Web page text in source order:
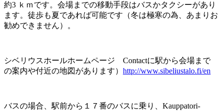
約3 ｋｍです。会場までの移動手段はバスかタクシーがあり
ます。徒歩も夏であれば可能です（冬は極寒の為、あまりお
勧めできません）。
シベリウスホールホームページ Contactに駅から会場まで
の案内や付近の地図があります） http://www.sibeliustalo.fi/en
バスの場合、駅前から１７番のバスに乗り、Kauppatori-